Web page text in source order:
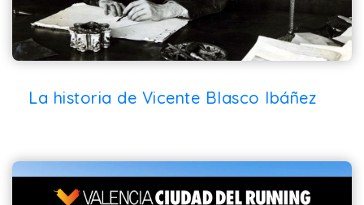
La historia de Vicente Blasco Ibáñez